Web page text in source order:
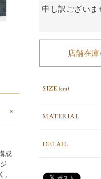
成
申し訳ございま
店舗在
SIZE (cm)
MATERIAL
DETAIL